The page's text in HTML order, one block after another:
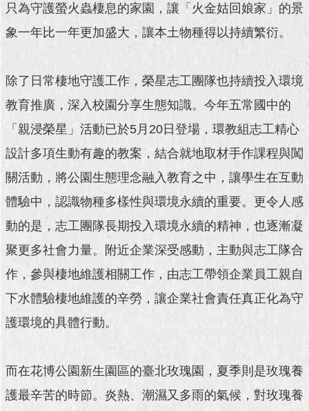
館
頁
網
站
導
覽
English
見
問
答
時
新
聞
雙
只為守護螢火蟲棲息的家園，讓「火金姑回娘家」的景
象一年比一年更加盛大，讓本土物種得以持續繁衍。
除了日常棲地守護工作，榮星志工團隊也持續投入環境
教育推廣，深入校園分享生態知識。今年五常國中的
「親浸榮星」活動已於5月20日登場，環教組志工精心
設計多項生動有趣的教案，結合就地取材手作課程與闖
關活動，將公園生態理念融入教育之中，讓學生在互動
體驗中，認識物種多樣性與環境永續的重要。更令人感
動的是，志工團隊長期投入環境永續的精神，也逐漸凝
聚更多社會力量。附近企業深受感動，主動與志工隊合
作，參與棲地維護相關工作，由志工帶領企業員工親自
下水體驗棲地維護的辛勞，讓企業社會責任真正化為守
護環境的具體行動。
而在花博公園新生園區的臺北玫瑰園，夏季則是玫瑰養
護最辛苦的時節。炎熱、潮濕又多雨的氣候，對玫瑰養